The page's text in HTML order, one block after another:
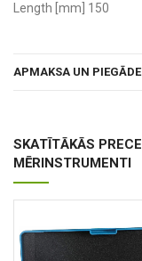
Length [mm] 150
APMAKSA UN PIEGĀDE
SKATĪTĀKĀS
MĒRINSTRUMENTI